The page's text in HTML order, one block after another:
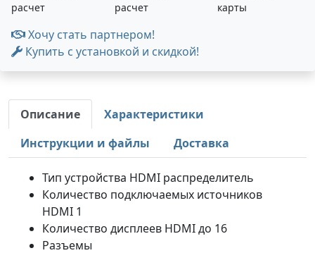
расчет
расчет
карты
Хочу стать партнером!
Купить с установкой и скидкой!
Описание
Характеристики
Инструкции и файлы
Доставка
Тип устройства HDMI распределитель
Количество подключаемых источников
HDMI 1
Количество дисплеев HDMI до 16
Разъемы